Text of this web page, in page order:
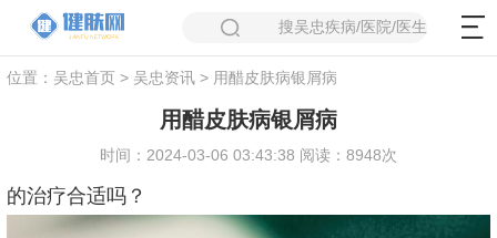
搜吴忠疾病/医院/医生
位置： 吴忠首页> 吴忠资讯> 用醋皮肤病银屑病
用醋皮肤病银屑病
时间：2024-03-06 03:43:38 阅读：8948次
的治疗合适吗？